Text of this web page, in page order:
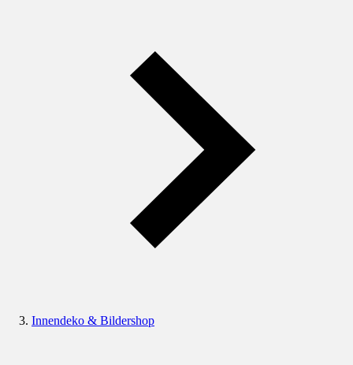
Innendeko & Bildershop